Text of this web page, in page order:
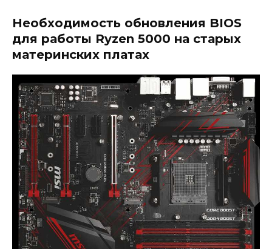
Необходимость обновления BIOS
для работы Ryzen 5000 на старых
материнских платах